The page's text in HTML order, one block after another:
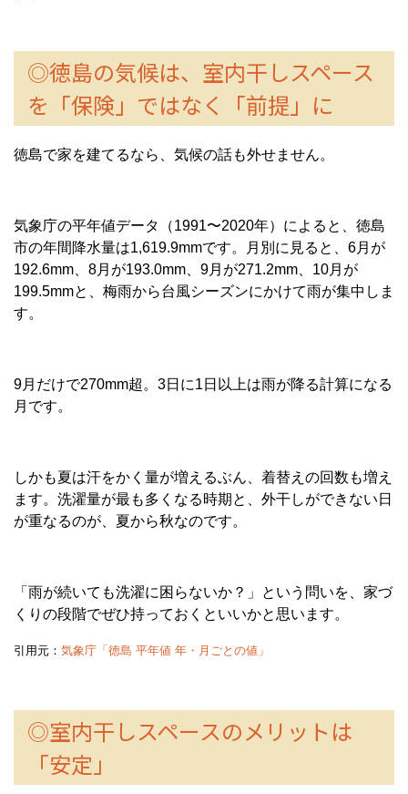
◎徳島の気候は、室内干しスペース
を「保険」ではなく「前提」に
徳島で家を建てるなら、気候の話も外せません。
気象庁の平年値データ（1991〜2020年）によると、徳島
市の年間降水量は1,619.9mmです。月別に見ると、6月が
192.6mm、8月が193.0mm、9月が271.2mm、10月が
199.5mmと、梅雨から台風シーズンにかけて雨が集中しま
す。
9月だけで270mm超。3日に1日以上は雨が降る計算になる
月です。
しかも夏は汗をかく量が増えるぶん、着替えの回数も増え
ます。洗濯量が最も多くなる時期と、外干しができない日
が重なるのが、夏から秋なのです。
「雨が続いても洗濯に困らないか？」という問いを、家づ
くりの段階でぜひ持っておくといいかと思います。
引用元： 気象庁「徳島 平年値 年・月ごとの値」
◎室内干しスペースのメリットは
「安定」